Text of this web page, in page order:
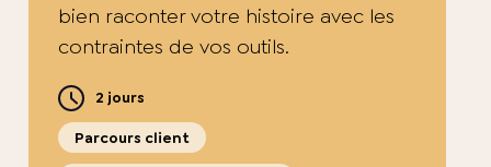
bien raconter votre histoire avec les
contraintes de vos outils.
2 jours
Parcours client